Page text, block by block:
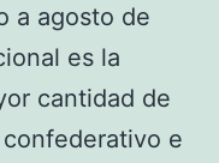
a agosto de
es la
cantidad de
e